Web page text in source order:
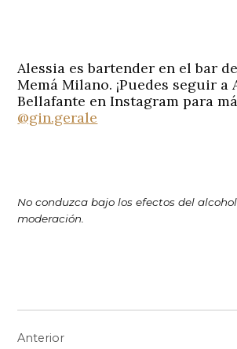
Alessia es bartender en el bar
Memá Milano. ¡Puedes seguir a
Bellafante en Instagram para
@gin.gerale
No conduzca bajo los efectos del
moderación.
Anterior